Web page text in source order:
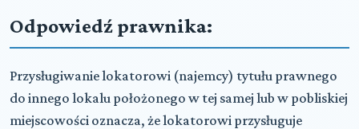
Odpowiedź prawnika:
Przysługiwanie lokatorowi (najemcy) tytułu prawnego
do innego lokalu położonego w tej samej lub w pobliskiej
miejscowości oznacza, że lokatorowi przysługuje